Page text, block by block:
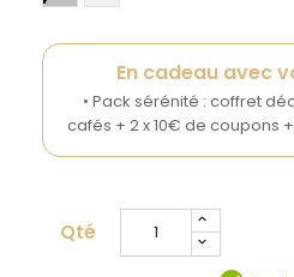
En cadeau avec
• Pack sérénité : coffret
cafés + 2 x 10€ de coupons
Qté